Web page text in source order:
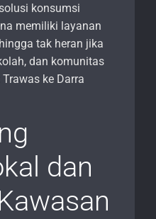
konsumsi
memiliki layanan
tak heran jika
dan komunitas
ke Darra
dan